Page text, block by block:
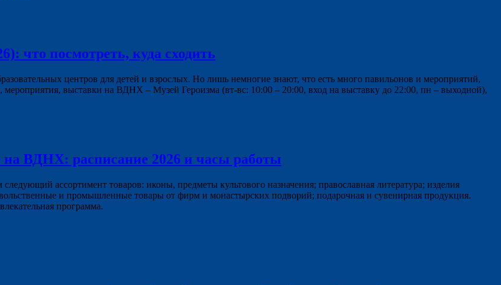
что посмотреть, куда сходить
центров для детей и взрослых. Но лишь немногие знают, что есть много павильонов и мероприятий,
выставки на ВДНХ – Музей Героизма (вт-вс: 10:00 – 20:00, вход на выставку до 22:00, пн – выходной),
ВДНХ: расписание 2026 и часы работы
ассортимент товаров: иконы, предметы культового назначения; православная литература; изделия
и промышленные товары от фирм и монастырских подворий; подарочная и сувенирная продукция.
программа.